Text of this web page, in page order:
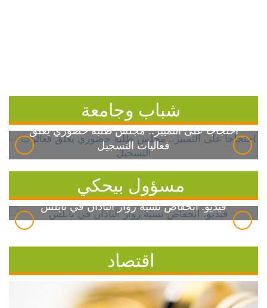
شباب وجامعة
احتجاجاً على التمييز.. مجلس طلبة خضوري يعلق
فعاليات التسجيل
مسؤول بيحكي
فيديو: انخفاض نسبة زوار الباذان في نابلس
اقتصاد